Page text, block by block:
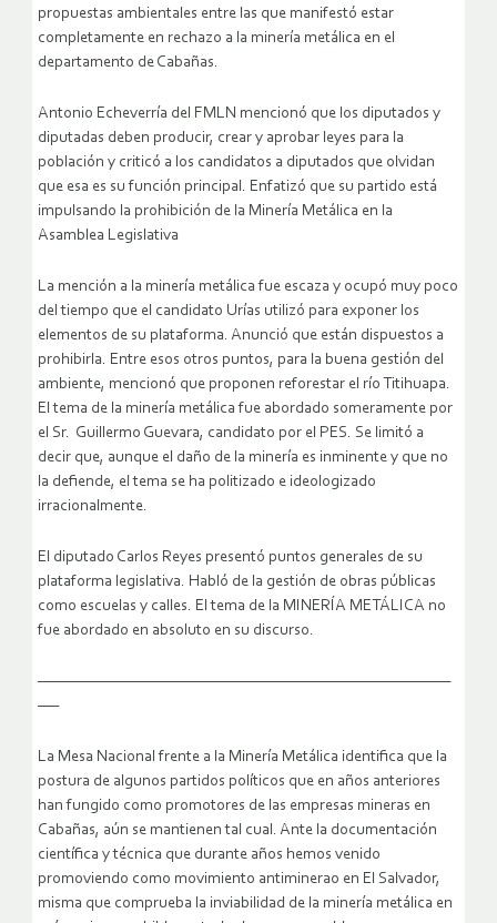
propuestas ambientales entre las que manifestó estar
completamente en rechazo a la minería metálica en el
departamento de Cabañas.
Antonio Echeverría del FMLN mencionó que los diputados y
diputadas deben producir, crear y aprobar leyes para la
población y criticó a los candidatos a diputados que olvidan
que esa es su función principal. Enfatizó que su partido está
impulsando la prohibición de la Minería Metálica en la
Asamblea Legislativa
La mención a la minería metálica fue escaza y ocupó muy poco
del tiempo que el candidato Urías utilizó para exponer los
elementos de su plataforma. Anunció que están dispuestos a
prohibirla. Entre esos otros puntos, para la buena gestión del
ambiente, mencionó que proponen reforestar el río Titihuapa.
El tema de la minería metálica fue abordado someramente por
el Sr. Guillermo Guevara, candidato por el PES. Se limitó a
decir que, aunque el daño de la minería es inminente y que no
la defiende, el tema se ha politizado e ideologizado
irracionalmente.
El diputado Carlos Reyes presentó puntos generales de su
plataforma legislativa. Habló de la gestión de obras públicas
como escuelas y calles. El tema de la MINERÍA METÁLICA no
fue abordado en absoluto en su discurso.
———————————————————————————————
—–
La Mesa Nacional frente a la Minería Metálica identifica que la
postura de algunos partidos políticos que en años anteriores
han fungido como promotores de las empresas mineras en
Cabañas, aún se mantienen tal cual. Ante la documentación
científica y técnica que durante años hemos venido
promoviendo como movimiento antiminerao en El Salvador,
misma que comprueba la inviabilidad de la minería metálica en